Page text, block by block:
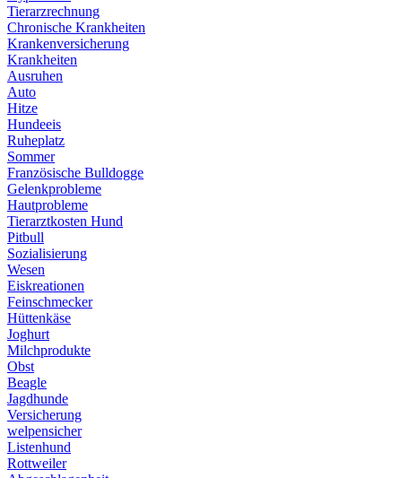
Tierarzrechnung
Chronische Krankheiten
Krankenversicherung
Krankheiten
Ausruhen
Auto
Hitze
Hundeeis
Ruheplatz
Sommer
Französische Bulldogge
Gelenkprobleme
Hautprobleme
Tierarztkosten Hund
Pitbull
Sozialisierung
Wesen
Eiskreationen
Feinschmecker
Hüttenkäse
Joghurt
Milchprodukte
Obst
Beagle
Jagdhunde
Versicherung
welpensicher
Listenhund
Rottweiler